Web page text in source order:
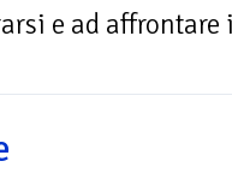
e ad affrontare